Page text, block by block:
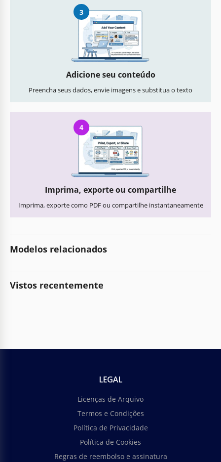
3
Adicione seu conteúdo
Preencha seus dados, envie imagens e substitua o texto
4
Imprima, exporte ou compartilhe
Imprima, exporte como PDF ou compartilhe instantaneamente
Modelos relacionados
Vistos recentemente
LEGAL
Licenças de Arquivo
Termos e Condições
Política de Privacidade
Política de Cookies
Regras de reembolso e assinatura